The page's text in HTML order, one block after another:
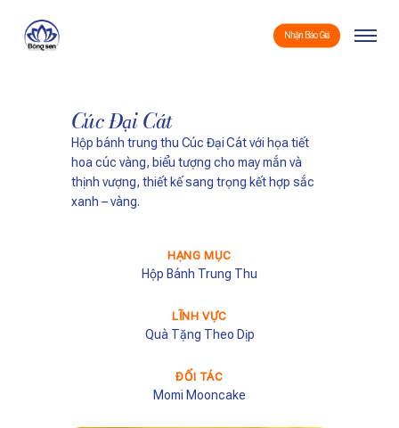
main
Nhận Báo Giá
Menu
Cúc Đại Cát
Hộp bánh trung thu Cúc Đại Cátvới họa tiết
hoa cúc vàng, biểu tượng cho may mắn và
thịnh vượng, thiết kế sang trọng kết hợp sắc
xanh – vàng.
ĐỐI TÁC
Momi Mooncake
LĨNH VỰC
Quà Tặng Theo Dịp
HẠNG MỤC
Hộp Bánh Trung Thu